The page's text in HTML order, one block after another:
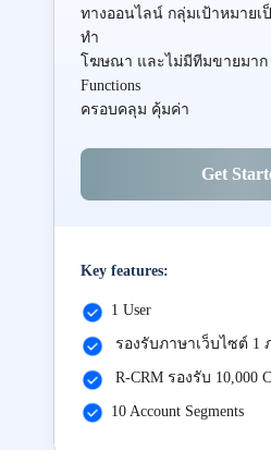
ทางออนไลน์ กลุ่มเป้าหมายเ
ทำ
โฆษณา และไม่มีทีมขายมาก
Functions
ครอบคลุม คุ้มค่า
Get
Key features:
1 User
รองรับภาษาเว็บไซต์ 1
R-CRM รองรับ 10,000
10 Account Segments